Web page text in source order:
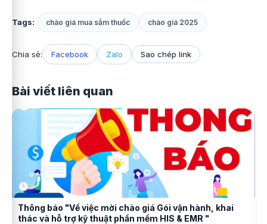
Tags: chào giá mua sắm thuốc chào giá 2025
Chia sẻ: Facebook Zalo Sao chép link
Bài viết liên quan
Thông báo "Về việc mời chào giá Gói vận hành, khai
thác và hỗ trợ kỹ thuật phần mềm HIS & EMR "